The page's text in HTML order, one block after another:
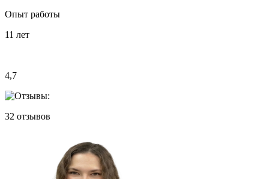
Опыт работы
11 лет
4,7
32 отзывов